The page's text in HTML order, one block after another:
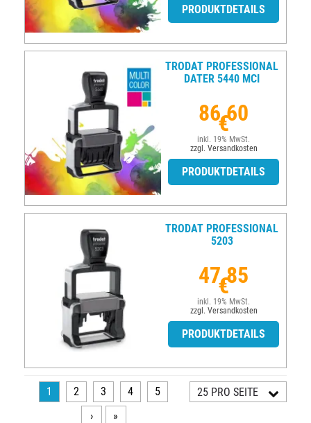
PRODUKTDETAILS
TRODAT PROFESSIONAL
DATER 5440 MCI
86,60
€
inkl. 19% MwSt.
zzgl. Versandkosten
PRODUKTDETAILS
TRODAT PROFESSIONAL
5203
47,85
€
inkl. 19% MwSt.
zzgl. Versandkosten
PRODUKTDETAILS
25 PRO SEITE
1 2 3 4
5
›
»